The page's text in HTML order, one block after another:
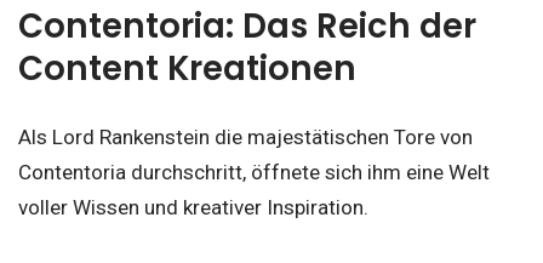
Contentoria: Das Reich der
Content Kreationen
Als Lord Rankenstein die majestätischen Tore von
Contentoria durchschritt, öffnete sich ihm eine Welt
voller Wissen und kreativer Inspiration.